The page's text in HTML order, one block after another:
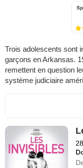
Trois adolescents sont
garçons en Arkansas.
remettent en question
système judiciaire